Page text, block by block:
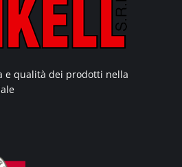
e qualità dei prodotti nella